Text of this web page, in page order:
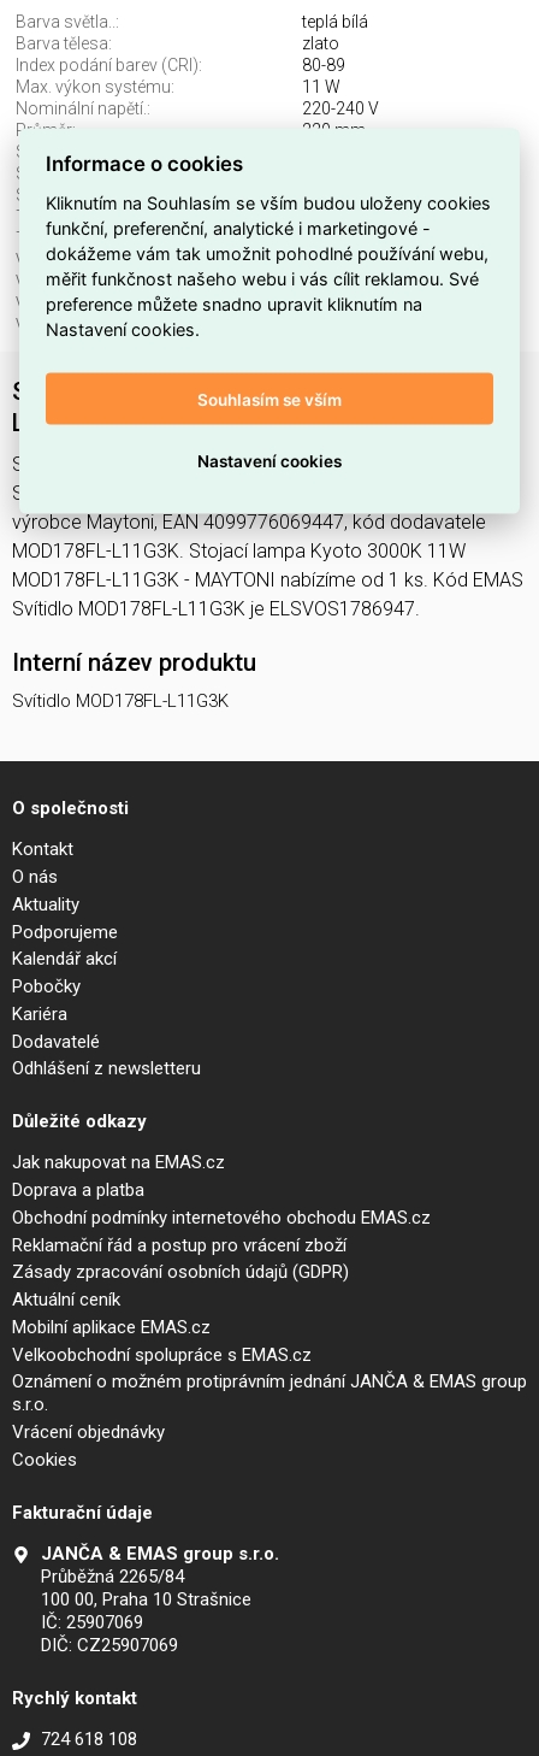
Barva světla..:
teplá bílá
Barva tělesa:
zlato
Index podání barev (CRI):
80-89
Max. výkon systému:
11 W
Nominální napětí.:
220-240 V
Průměr:
220 mm
Stmívatelné:
Světelný tok:
Světelný zdroj:
LED neměnitelný
Teplota barvy.:
3000 K
Třída ochrany:
II
Včetně svět. zdroje:
ano
Vhodné pro počet svět. zdrojů:
1
Vhodné pro výkon světel. zdroje:
11 W
Výška/hloubka:
Stojací lampa Kyoto 3000K 11W MOD178FL-
L11G3K - MAYTONI
Svítidlo MOD178FL-L11G3K najdete v kategoriích Svítidla,
Stojací lampa, Svítidla, světelné zdroje a LED osvětlení,
výrobce Maytoni, EAN 4099776069447, kód dodavatele
MOD178FL-L11G3K. Stojací lampa Kyoto 3000K 11W
MOD178FL-L11G3K - MAYTONI nabízíme od 1 ks. Kód EMAS
Svítidlo MOD178FL-L11G3K je ELSVOS1786947.
Interní název produktu
Svítidlo MOD178FL-L11G3K
O společnosti
Kontakt
O nás
Aktuality
Podporujeme
Kalendář akcí
Pobočky
Kariéra
Dodavatelé
Odhlášení z newsletteru
Důležité odkazy
Jak nakupovat na EMAS.cz
Doprava a platba
Obchodní podmínky internetového obchodu EMAS.cz
Reklamační řád a postup pro vrácení zboží
Zásady zpracování osobních údajů (GDPR)
Aktuální ceník
Mobilní aplikace EMAS.cz
Velkoobchodní spolupráce s EMAS.cz
Oznámení o možném protiprávním jednání JANČA & EMAS group
s.r.o.
Vrácení objednávky
Cookies
Fakturační údaje
JANČA & EMAS group s.r.o.
Průběžná 2265/84
100 00, Praha 10 Strašnice
IČ: 25907069
DIČ: CZ25907069
Rychlý kontakt
724 618 108
Informace o cookies
Kliknutím na Souhlasím se vším budou uloženy cookies
funkční, preferenční, analytické i marketingové -
dokážeme vám tak umožnit pohodlné používání webu,
měřit funkčnost našeho webu i vás cílit reklamou. Své
preference můžete snadno upravit kliknutím na
Nastavení cookies.
Souhlasím se vším
Nastavení cookies